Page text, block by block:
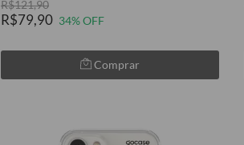
R$121,90
R$79,90 34% OFF
Comprar